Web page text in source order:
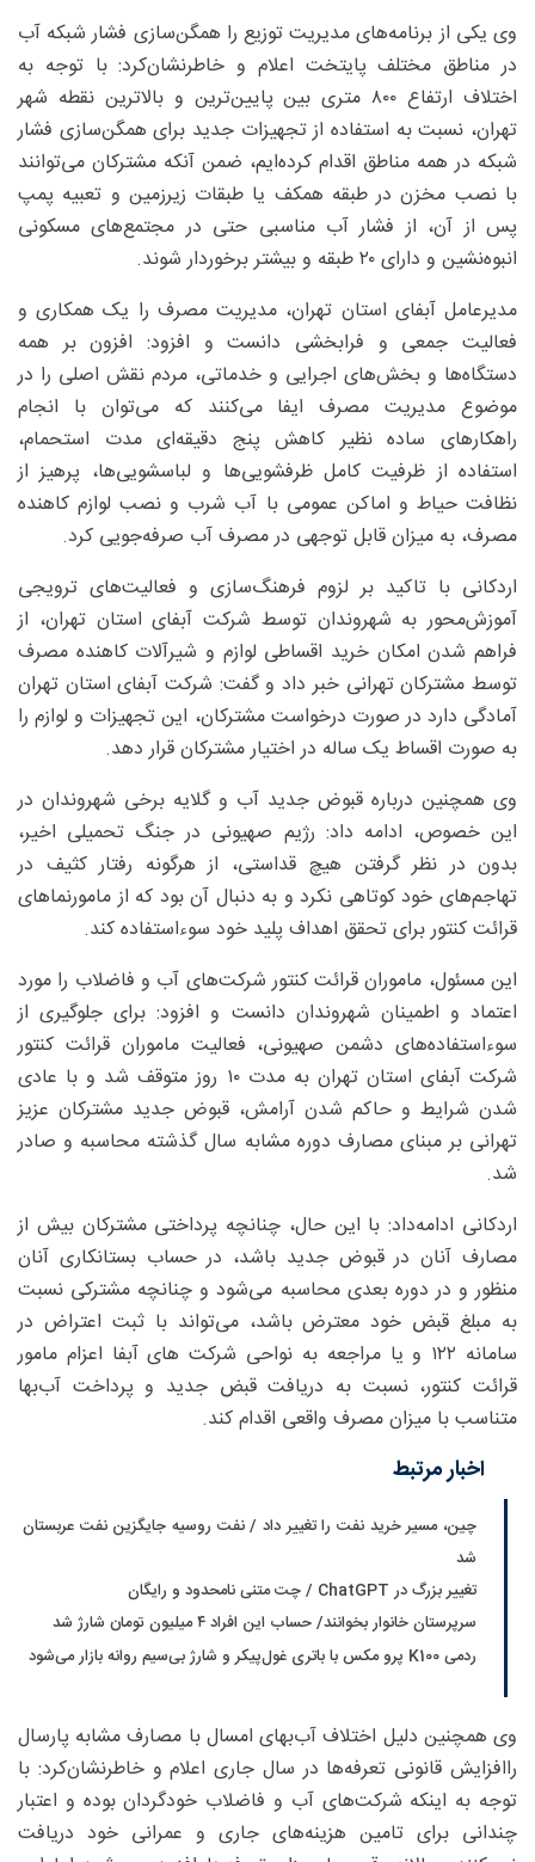
وی یکی از برنامه‌های مدیریت توزیع را همگن‌سازی فشار شبکه آب
در مناطق مختلف پایتخت اعلام و خاطرنشان‌کرد: با توجه به
اختلاف ارتفاع ۸۰۰ متری بین پایین‌ترین و بالاترین نقطه شهر
تهران، نسبت به استفاده از تجهیزات جدید برای همگن‌سازی فشار
شبکه در همه مناطق اقدام کرده‌ایم، ضمن آنکه مشترکان می‌توانند
با نصب مخزن در طبقه همکف یا طبقات زیرزمین و تعبیه پمپ
پس از آن، از فشار آب مناسبی حتی در مجتمع‌های مسکونی
انبوه‌نشین و دارای ۲۰ طبقه و بیشتر برخوردار شوند.
مدیرعامل آبفای استان تهران، مدیریت مصرف را یک همکاری و
فعالیت جمعی و فرابخشی دانست و افزود: افزون بر همه
دستگاه‌ها و بخش‌های اجرایی و خدماتی، مردم نقش اصلی را در
موضوع مدیریت مصرف ایفا می‌کنند که می‌توان با انجام
راهکارهای ساده نظیر کاهش پنج دقیقه‌ای مدت استحمام،
استفاده از ظرفیت کامل ظرفشویی‌ها و لباسشویی‌ها، پرهیز از
نظافت حیاط و اماکن عمومی با آب شرب و نصب لوازم کاهنده
مصرف، به میزان قابل توجهی در مصرف آب صرفه‌جویی کرد.
اردکانی با تاکید بر لزوم فرهنگ‌سازی و فعالیت‌های ترویجی
آموزش‌محور به شهروندان توسط شرکت آبفای استان تهران، از
فراهم شدن امکان خرید اقساطی لوازم و شیرآلات کاهنده مصرف
توسط مشترکان تهرانی خبر داد و گفت: شرکت آبفای استان تهران
آمادگی دارد در صورت درخواست مشترکان، این تجهیزات و لوازم را
به صورت اقساط یک ساله در اختیار مشترکان قرار دهد.
وی همچنین درباره قبوض جدید آب و گلایه برخی شهروندان در
این خصوص، ادامه داد: رژیم صهیونی در جنگ تحمیلی اخیر،
بدون در نظر گرفتن هیچ قداستی، از هرگونه رفتار کثیف در
تهاجم‌های خود کوتاهی نکرد و به دنبال آن بود که از مامورنماهای
قرائت کنتور برای تحقق اهداف پلید خود سوء‌استفاده کند.
این مسئول، ماموران قرائت کنتور شرکت‌های آب و فاضلاب را مورد
اعتماد و اطمینان شهروندان دانست و افزود: برای جلوگیری از
سوءاستفاده‌های دشمن صهیونی، فعالیت ماموران قرائت کنتور
شرکت آبفای استان تهران به مدت ۱۰ روز متوقف شد و با عادی
شدن شرایط و حاکم شدن آرامش، قبوض جدید مشترکان عزیز
تهرانی بر مبنای مصارف دوره مشابه سال گذشته محاسبه و صادر
شد.
اردکانی ادامه‌داد: با این حال، چنانچه پرداختی مشترکان بیش از
مصارف آنان در قبوض جدید باشد، در حساب بستانکاری آنان
منظور و در دوره بعدی محاسبه می‌شود و چنانچه مشترکی نسبت
به مبلغ قبض خود معترض باشد، می‌تواند با ثبت اعتراض در
سامانه ۱۲۲ و یا مراجعه به نواحی شرکت های آبفا اعزام مامور
قرائت کنتور، نسبت به دریافت قبض جدید و پرداخت آب‌بها
متناسب با میزان مصرف واقعی اقدام کند.
اخبار مرتبط
چین، مسیر خرید نفت را تغییر داد / نفت روسیه جایگزین نفت عربستان
شد
تغییر بزرگ در ChatGPT / چت متنی نامحدود و رایگان
سرپرستان خانوار بخوانند/ حساب این افراد ۴ میلیون تومان شارژ شد
ردمی K100 پرو مکس با باتری غول‌پیکر و شارژ بی‌سیم روانه بازار می‌شود
وی همچنین دلیل اختلاف آب‌بهای امسال با مصارف مشابه پارسال
راافزایش قانونی تعرفه‌ها در سال جاری اعلام و خاطرنشان‌کرد: با
توجه به اینکه شرکت‌های آب و فاضلاب خودگردان بوده و اعتبار
چندانی برای تامین هزینه‌های جاری و عمرانی خود دریافت